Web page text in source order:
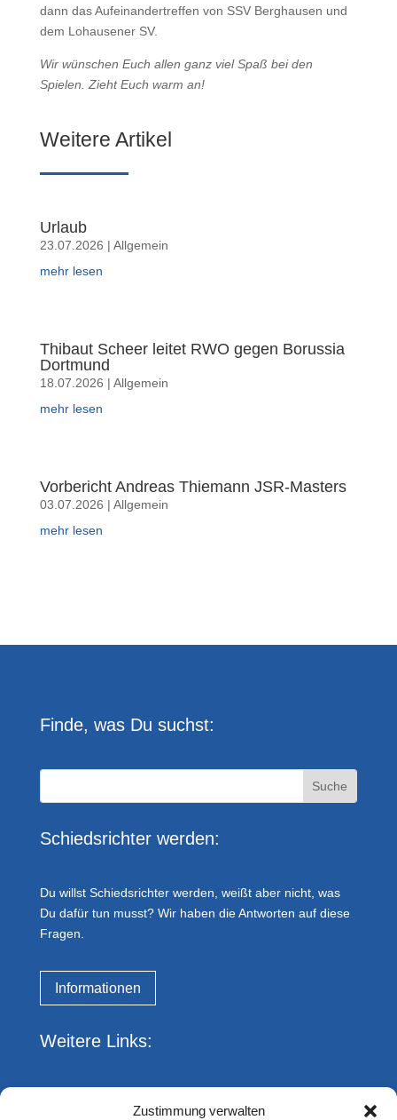
Zustimmung verwalten
dann das Aufeinandertreffen von SSV Berghausen und
dem Lohausener SV.
Wir wünschen Euch allen ganz viel Spaß bei den
Spielen. Zieht Euch warm an!
Weitere Artikel
Urlaub
23.07.2026 | Allgemein
mehr lesen
Thibaut Scheer leitet RWO gegen Borussia
Dortmund
18.07.2026 | Allgemein
mehr lesen
Vorbericht Andreas Thiemann JSR-Masters
03.07.2026 | Allgemein
mehr lesen
Finde, was Du suchst:
Schiedsrichter werden:
Du willst Schiedsrichter werden, weißt aber nicht, was
Du dafür tun musst? Wir haben die Antworten auf diese
Fragen.
Informationen
Weitere Links: